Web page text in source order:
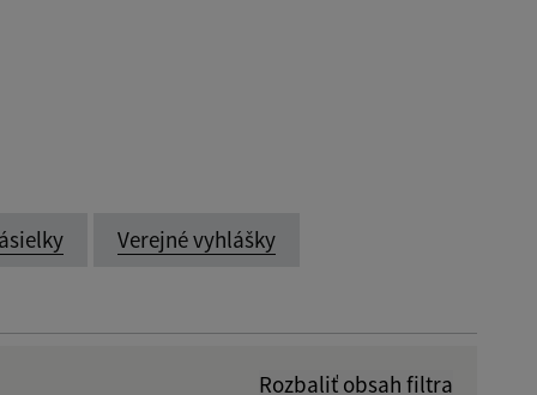
Verejné vyhlášky
Rozbaliť obsah filtra